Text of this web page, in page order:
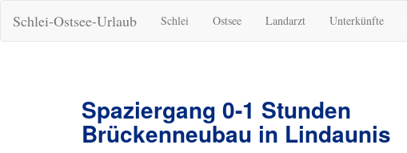
Schlei-Ostsee-Urlaub Schlei Ostsee Landarzt Unterkünfte
Spaziergang 0-1 Stunden
Brückenneubau in Lindaunis